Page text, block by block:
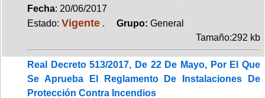
Fecha: 20/06/2017
Estado: Vigente . Grupo: General
Tamaño:292 kb
Real Decreto 513/2017, De 22 De Mayo, Por El Que
Se Aprueba El Reglamento De Instalaciones De
Protección Contra Incendios